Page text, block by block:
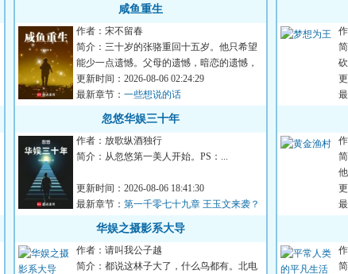
咸鱼重生
作者：宋不留春
简介：三十岁的张骆重回十五岁。他只希望
能少一点遗憾。父母的遗憾，暗恋的遗憾，
成长的遗憾。他其实所求...
更新时间：2026-08-06 02:24:29
最新章节： 一些想说的话
忽悠华娱三十年
作者：放歌纵酒独行
简介：从忽悠第一美人开始。PS：...
更新时间：2026-08-06 18:41:30
最新章节： 第一千零七十九章 王玉文来袭？
《大象席地而坐》
华娱之摄影系大导
作者：请叫我公子越
简介：都说这林子大了，什么鸟都有。北电